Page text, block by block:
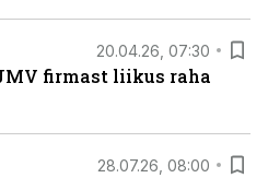
20.04.26, 07:30
firmast liikus raha
28.07.26, 08:00